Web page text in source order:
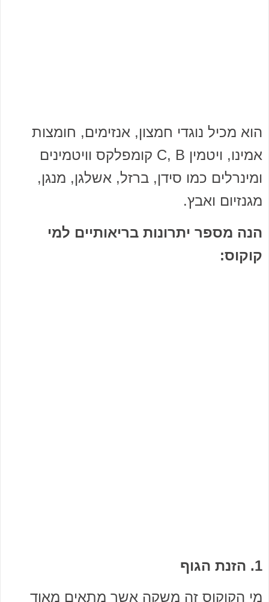
הוא מכיל נוגדי חמצון, אנזימים, חומצות
אמינו, ויטמין C, B קומפלקס וויטמינים
ומינרלים כמו סידן, ברזל, אשלגן, מנגן,
מגנזיום ואבץ.
הנה מספר יתרונות בריאותיים למי
קוקוס:
1. הזנת הגוף
מי הקוקוס זה משקה אשר מתאים מאוד